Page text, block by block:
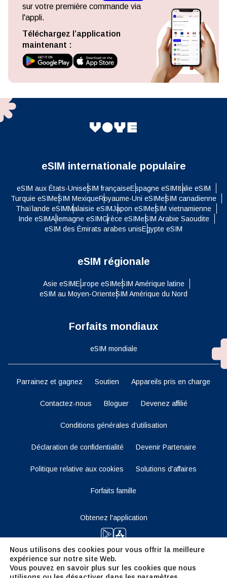
sur votre première commande via
l'appli.
Téléchargez l’application
maintenant :
eSIM internationale populaire
eSIM aux États-UniseSIM françaiseEspagne eSIMItalie eSIM
Turquie eSIMeSIM MexiqueRoyaume-Uni eSIMeSIM canadienne
Thaïlande eSIMMalaisie eSIMJapon eSIMeSIM vietnamienne
Inde eSIMAllemagne eSIMGrèce eSIMeSIM Arabie Saoudite
eSIM des Émirats arabes unisEgypte eSIM
eSIM régionale
Asie eSIMEurope eSIMeSIM Amérique latine
eSIM au Moyen-OrienteSIM Amérique du Nord
Forfaits mondiaux
eSIM mondiale
Parrainez et gagnez Soutien Appareils pris en charge
Contactez-nous Bloguer Devenez affilié
Conditions générales d’utilisation
Déclaration de confidentialité Devenir Partenaire
Politique relative aux cookies Solutions d’affaires
Forfaits famille
Obtenez l'application
Restez à l'écoute
Nous utilisons des cookies pour vous offrir la meilleure
expérience sur notre site Web.
Vous pouvez en savoir plus sur les cookies que nous